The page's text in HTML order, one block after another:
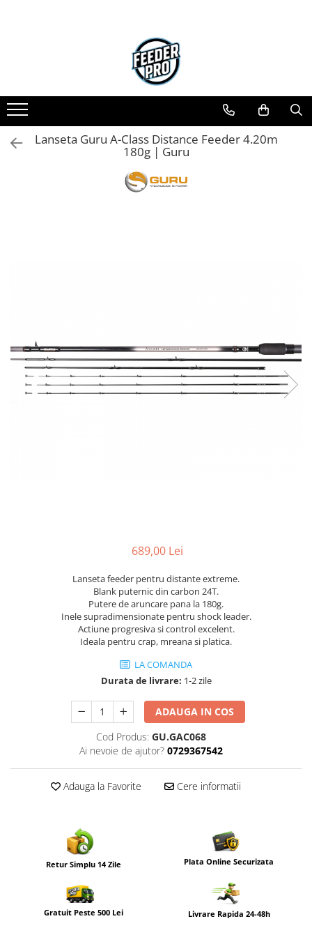
Lanseta Guru A-Class Distance Feeder 4.20m
180g | Guru
689,00 Lei
Lanseta feeder pentru distante extreme.
Blank puternic din carbon 24T.
Putere de aruncare pana la 180g.
Inele supradimensionate pentru shock leader.
Actiune progresiva si control excelent.
Ideala pentru crap, mreana si platica.
LA COMANDA
Durata de livrare: 1-2 zile
ADAUGA IN COS
Cod Produs: GU.GAC068
Ai nevoie de ajutor? 0729367542
Adauga la Favorite Cere informatii
Retur Simplu 14 Zile Plata Online Securizata
Gratuit Peste 500 Lei Livrare Rapida 24-48h